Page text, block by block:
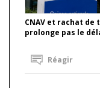
CNAV et rachat
prolonge pas le
Réagir